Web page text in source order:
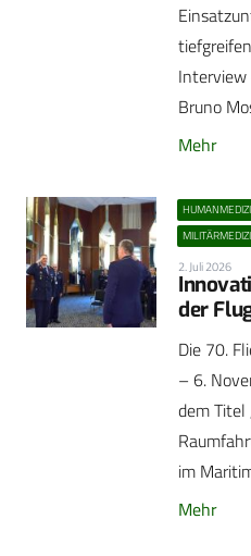
Interview
Bruno
Mehr
2. Juli 2026
der
Die 70.
– 6.
dem Titel
im
Mehr